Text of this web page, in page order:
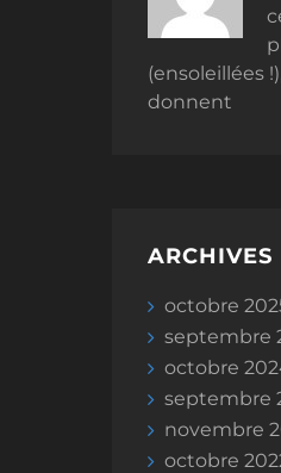
(ensoleillées
donnent
ARCHIVES
octobre
septembre
octobre
septembre
novembre
octobre